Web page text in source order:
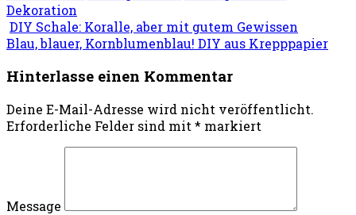
Dekoration
DIY Schale: Koralle, aber mit gutem Gewissen
Blau, blauer, Kornblumenblau! DIY aus Krepppapier
Hinterlasse einen Kommentar
Deine E-Mail-Adresse wird nicht veröffentlicht.
Erforderliche Felder sind mit * markiert
Message